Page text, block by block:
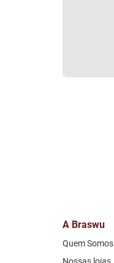
A Braswu
Quem Somos